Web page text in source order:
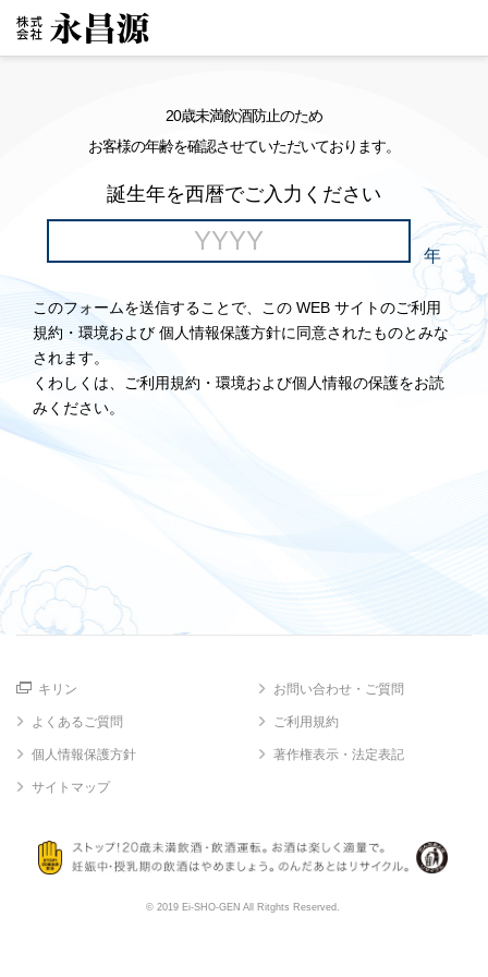
20歳未満飲酒防止のため
お客様の年齢を確認させていただいております。
誕生年を西暦でご入力ください
年
このフォームを送信することで、この WEB サイトのご利用
規約・環境および 個人情報保護方針に同意されたものとみな
されます。
くわしくは、ご利用規約・環境および個人情報の保護をお読
みください。
キリン お問い合わせ・ご質問
よくあるご質問 ご利用規約
個人情報保護方針 著作権表示・法定表記
サイトマップ
© 2019 Ei-SHO-GEN All Ritghts Reserved.